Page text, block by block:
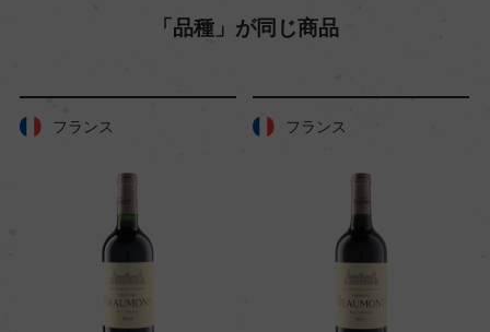
「品種」が同じ商品
フランス フランス